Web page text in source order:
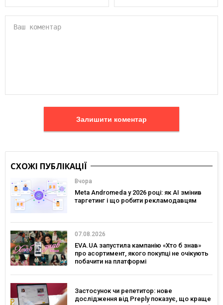
Залишити коментар
СХОЖІ ПУБЛІКАЦІЇ
Вчора
Meta Andromeda у 2026 році: як AI змінив
таргетинг і що робити рекламодавцям
07.08.2026
EVA.UA запустила кампанію «Хто б знав»
про асортимент, якого покупці не очікують
побачити на платформі
Застосунок чи репетитор: нове
дослідження від Preply показує, що краще